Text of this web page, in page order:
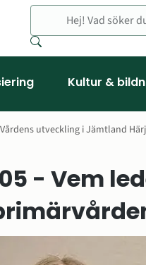
Kultur &
Vårdens utveckling i Jämtland
- Vem